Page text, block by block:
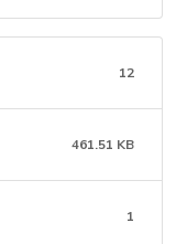
12
461.51 KB
1